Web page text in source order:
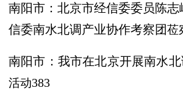
南阳市：北京市经信委委员陈志
信委南水北调产业协作考察团莅
南阳市：我市在北京开展南水
活动383